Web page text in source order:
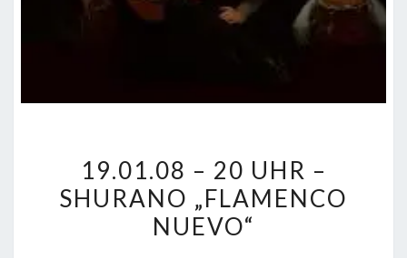
–
20
UHR
19.01.08 – 20 UHR –
SHURANO „FLAMENCO
NUEVO“